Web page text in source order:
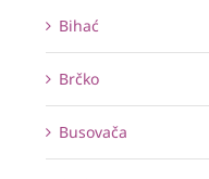
Bihać
Brčko
Busovača